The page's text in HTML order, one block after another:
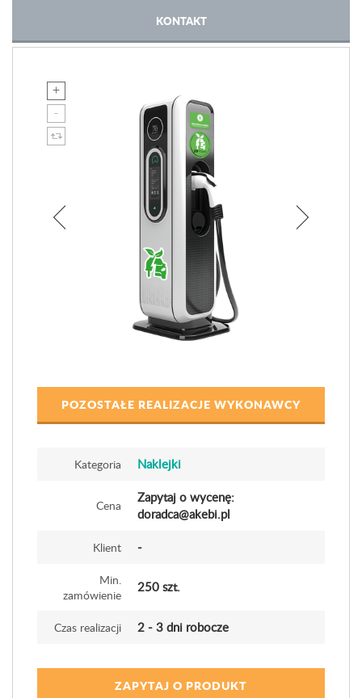
KONTAKT
POZOSTAŁE REALIZACJE WYKONAWCY
Kategoria Naklejki
Cena
Zapytaj o wycenę:
doradca@akebi.pl
Klient -
Min.
zamówienie
250 szt.
Czas realizacji 2 - 3 dni robocze
ZAPYTAJ O PRODUKT